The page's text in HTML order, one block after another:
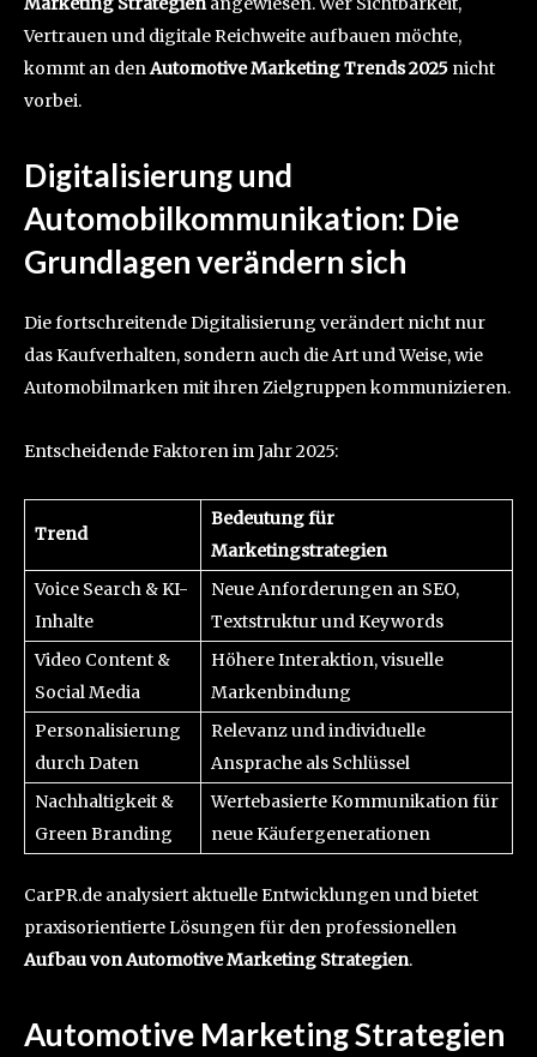
Vertrauen und digitale Reichweite aufbauen möchte,
kommt an denAutomotive Marketing Trends 2025 nicht
vorbei.
Digitalisierung und
Automobilkommunikation: Die
Grundlagen verändern sich
Die fortschreitende Digitalisierung verändert nicht nur
das Kaufverhalten, sondern auch die Art und Weise, wie
Automobilmarken mit ihren Zielgruppen kommunizieren.
Entscheidende Faktoren im Jahr 2025:
Trend
Bedeutung für
Marketingstrategien
Voice Search & KI-
Inhalte
Neue Anforderungen an SEO,
Textstruktur und Keywords
Video Content &
Social Media
Höhere Interaktion, visuelle
Markenbindung
Personalisierung
durch Daten
Relevanz und individuelle
Ansprache als Schlüssel
Nachhaltigkeit &
Green Branding
Wertebasierte Kommunikation für
neue Käufergenerationen
CarPR.de analysiert aktuelle Entwicklungen und bietet
praxisorientierte Lösungen für den professionellen
Aufbau von Automotive Marketing Strategien.
Automotive Marketing Strategien